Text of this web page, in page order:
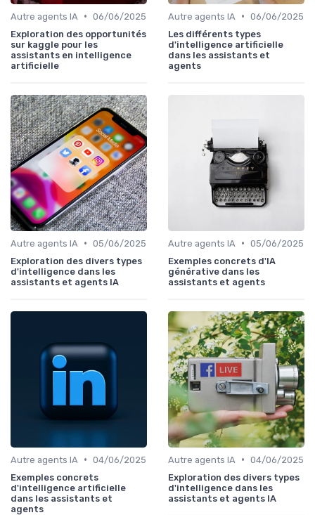
Autre agents IA • 06/06/2025
Exploration des opportunités
sur kaggle pour les
assistants en intelligence
artificielle
Autre agents IA • 06/06/2025
Les différents types
d'intelligence artificielle
dans les assistants et
agents
Autre agents IA • 05/06/2025
Exploration des divers types
d'intelligence dans les
assistants et agents IA
Autre agents IA • 05/06/2025
Exemples concrets d'IA
générative dans les
assistants et agents
Autre agents IA • 04/06/2025
Exemples concrets
d'intelligence artificielle
dans les assistants et
agents
Autre agents IA • 04/06/2025
Exploration des divers types
d'intelligence dans les
assistants et agents IA